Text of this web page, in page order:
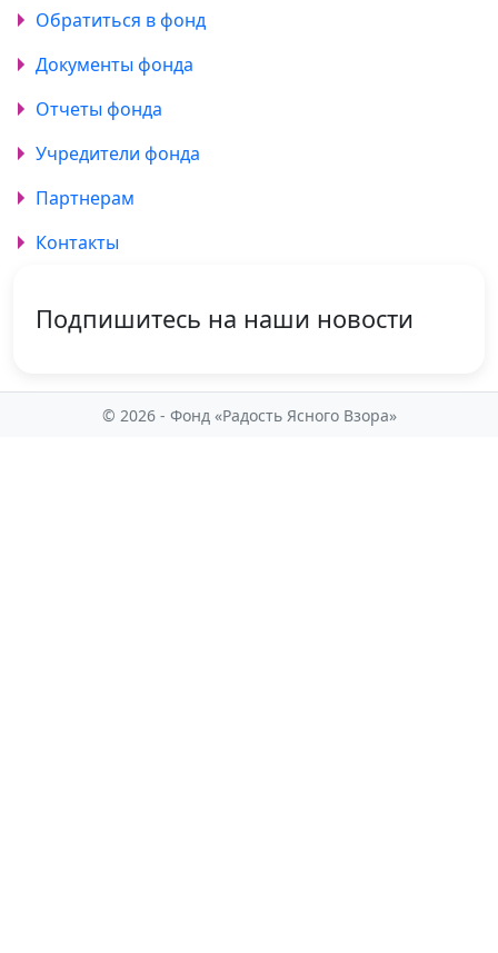
Обратиться в фонд
Документы фонда
Отчеты фонда
Учредители фонда
Партнерам
Контакты
Подпишитесь на наши новости
© 2026 - Фонд «Радость Ясного Взора»